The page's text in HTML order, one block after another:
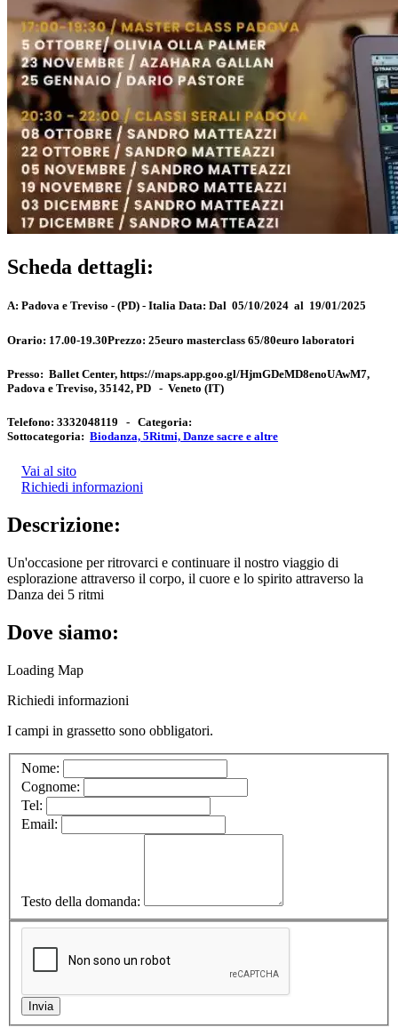
Scheda dettagli:
A: Padova e Treviso - (PD) - Italia Data: Dal 05/10/2024 al 19/01/2025
Orario: 17.00-19.30Prezzo: 25euro masterclass 65/80euro laboratori
Presso: Ballet Center, https://maps.app.goo.gl/HjmGDeMD8enoUAwM7,
Padova e Treviso, 35142, PD - Veneto (IT)
Telefono: 3332048119 - Categoria:
Sottocategoria: Biodanza, 5Ritmi, Danze sacre e altre
Vai al sito
Richiedi informazioni
Descrizione:
Un'occasione per ritrovarci e continuare il nostro viaggio di
esplorazione attraverso il corpo, il cuore e lo spirito attraverso la
Danza dei 5 ritmi
Dove siamo:
Loading Map
Richiedi informazioni
I campi in grassetto sono obbligatori.
Nome:
Cognome:
Tel:
Email:
Testo della domanda: